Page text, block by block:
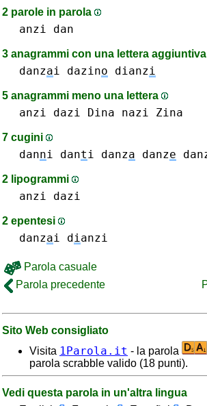
2 parole in parola
anzi dan
3 anagrammi con una lettera aggiuntiva
danzai dazino dianzi
5 anagrammi meno una lettera
anzi dazi Dina nazi Zina
7 cugini
danni danti danza danze
2 lipogrammi
anzi dazi
2 epentesi
danzai dianzi
Parola casuale
Parola precedente
Sito Web consigliato
Visita 1Parola.it - la parola
parola scrabble valido (18 punti).
Vedi questa parola in un'altra lingua